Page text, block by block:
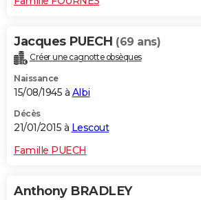
Jacques PUECH (69 ans)
Créer une cagnotte obsèques
Naissance
15/08/1945 à Albi
Décès
21/01/2015 à Lescout
Famille PUECH
Anthony BRADLEY